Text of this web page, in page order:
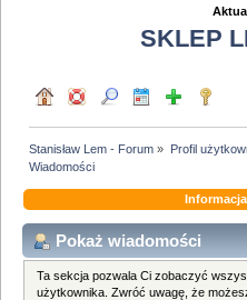
SKLEP
Stanisław Lem - Forum » Profil
Wiadomości
Pokaż wiadomości
Ta sekcja pozwala Ci zobaczyć
użytkownika. Zwróć uwagę, że